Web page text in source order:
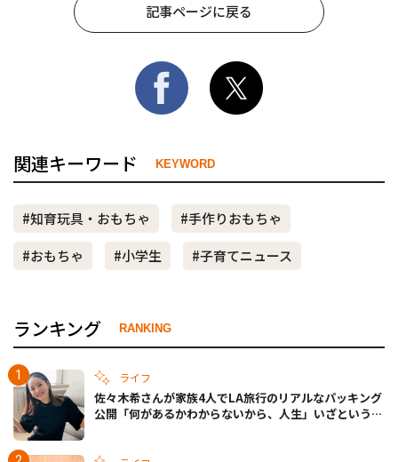
記事ページに戻る
関連キーワード KEYWORD
#知育玩具・おもちゃ
#手作りおもちゃ
#おもちゃ
#小学生 #子育てニュース
ランキング RANKING
ライフ
佐々木希さんが家族4人でLA旅行のリアルなパッキング
公開「何があるかわからないから、人生」いざというと